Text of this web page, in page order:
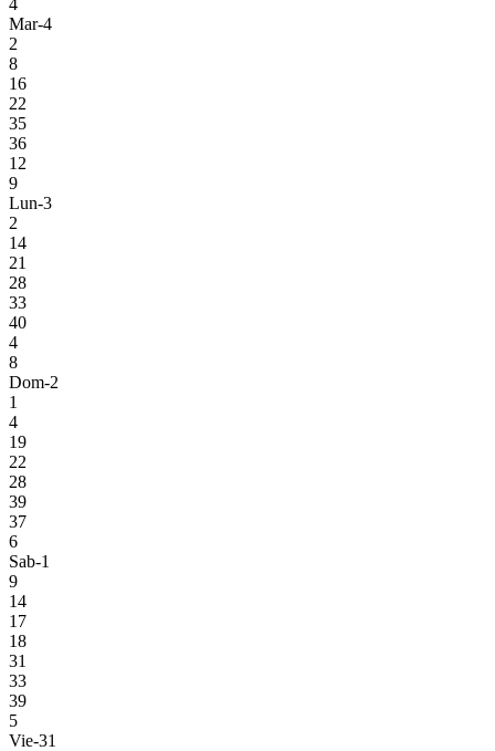
Mar-4
2
8
16
22
35
36
12
9
Lun-3
2
14
21
28
33
40
4
8
Dom-2
1
4
19
22
28
39
37
6
Sab-1
9
14
17
18
31
33
39
5
Vie-31